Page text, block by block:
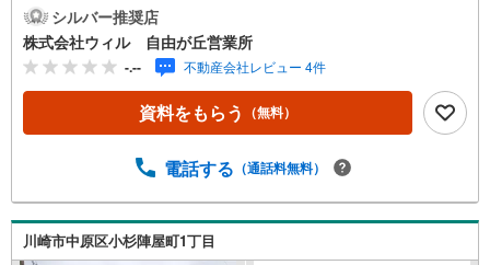
節物もすっきり整理が可能！◆食料品や日用品のストック
に便利なパントリー付き◆居室や収納など多目的に活用で
きる納戸もございます◆花粉の季節や雨の日のお洗濯にも
活躍する浴室乾燥機付き！◆全居室に断熱性・防音性に優
れたペアガラスを採用◆陽当り良好！お洗濯物が気持ちよ
く乾く南向きのバルコニー付き◆「西丸子学校」までは徒
9:00】上記時間はお電話が繋がりやすくなっております。
約ボタンよりご希望の日時をご記入いただけますとスムー
ズにご案内が可能です。～住宅ローン～諸費用込融資や築
年数の古い物件のローンも得意としており、最適な銀行を
シルバー推奨店
株式会社ウィル 自由が丘営業所
-.-- 不動産会社レビュー 4件
資料をもらう （無料）
電話する （通話料無料）
川崎市中原区小杉陣屋町1丁目